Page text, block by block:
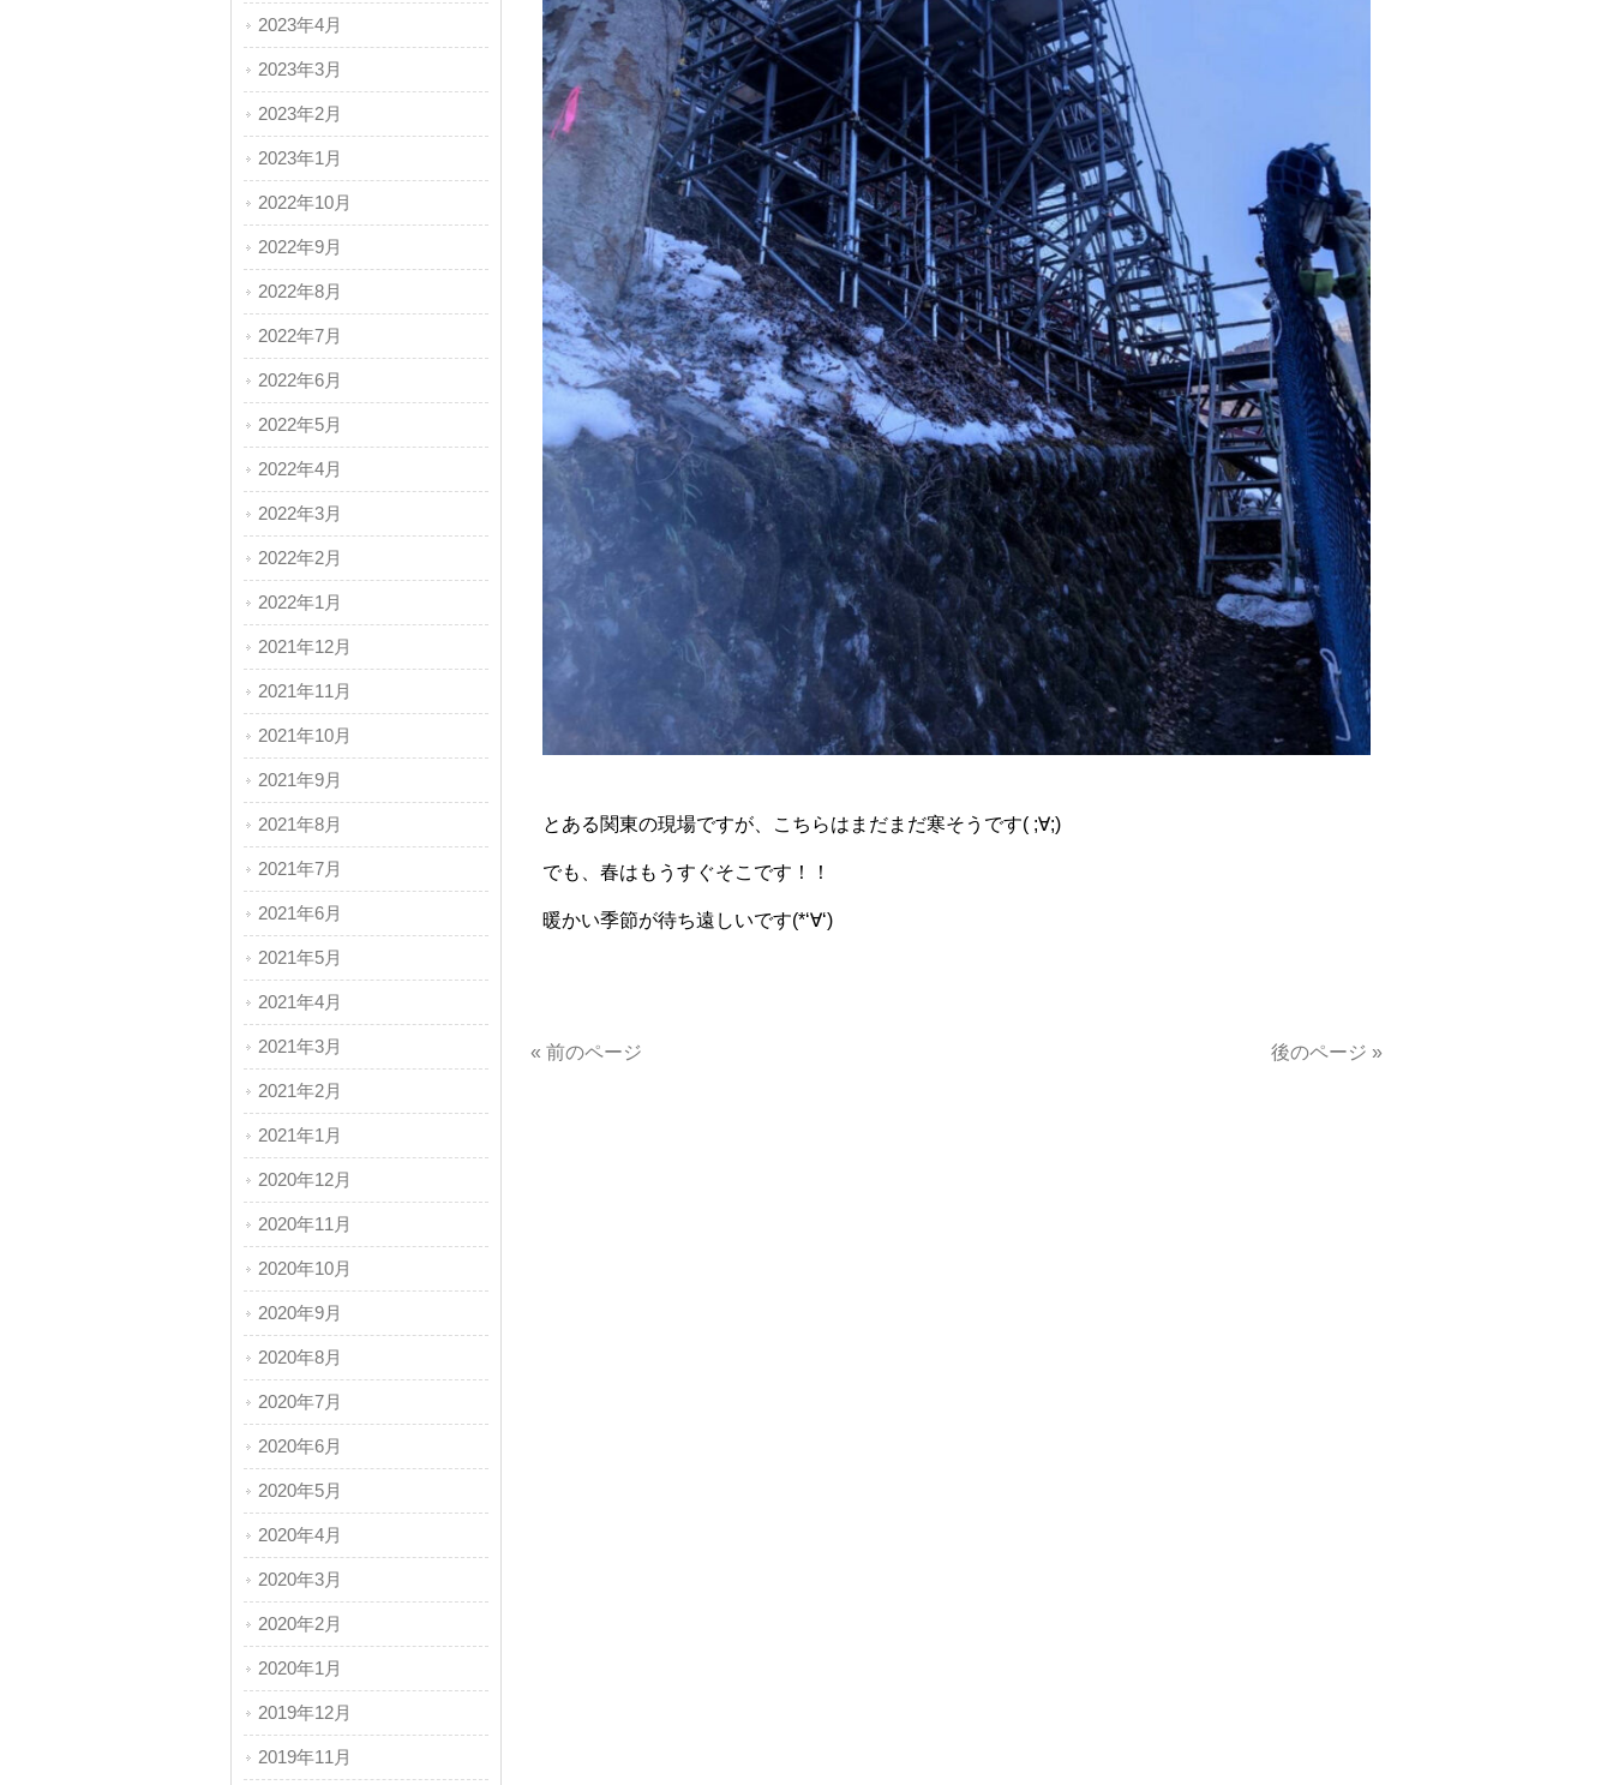
とある関東の現場ですが、こちらはまだまだ寒そうです( ;∀;)
でも、春はもうすぐそこです！！
暖かい季節が待ち遠しいです(*‘∀‘)
« 前のページ 後のページ »
2023年4月
2023年3月
2023年2月
2023年1月
2022年10月
2022年9月
2022年8月
2022年7月
2022年6月
2022年5月
2022年4月
2022年3月
2022年2月
2022年1月
2021年12月
2021年11月
2021年10月
2021年9月
2021年8月
2021年7月
2021年6月
2021年5月
2021年4月
2021年3月
2021年2月
2021年1月
2020年12月
2020年11月
2020年10月
2020年9月
2020年8月
2020年7月
2020年6月
2020年5月
2020年4月
2020年3月
2020年2月
2020年1月
2019年12月
2019年11月